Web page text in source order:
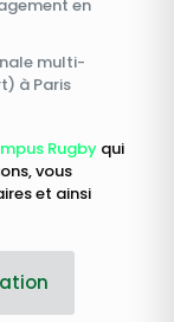
en
multi-
à Paris
Rugby qui
vous
et ainsi